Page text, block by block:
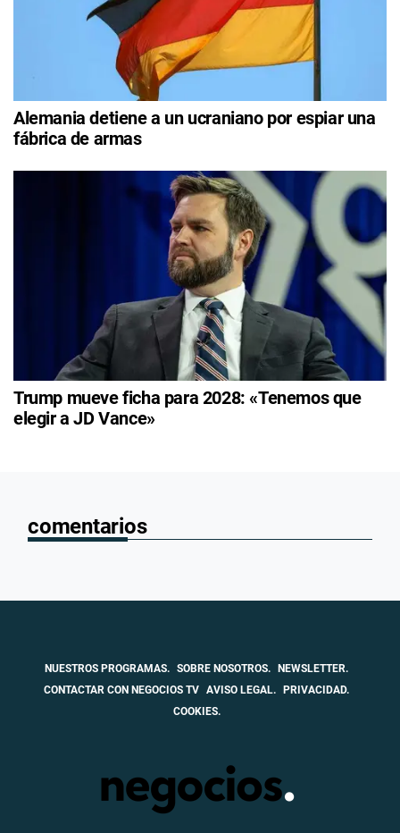
Alemania detiene a un ucraniano por espiar una
fábrica de armas
Trump mueve ficha para 2028: «Tenemos que
elegir a JD Vance»
comentarios
NUESTROS PROGRAMAS. SOBRE NOSOTROS. NEWSLETTER.
CONTACTAR CON NEGOCIOS TV AVISO LEGAL. PRIVACIDAD.
COOKIES.